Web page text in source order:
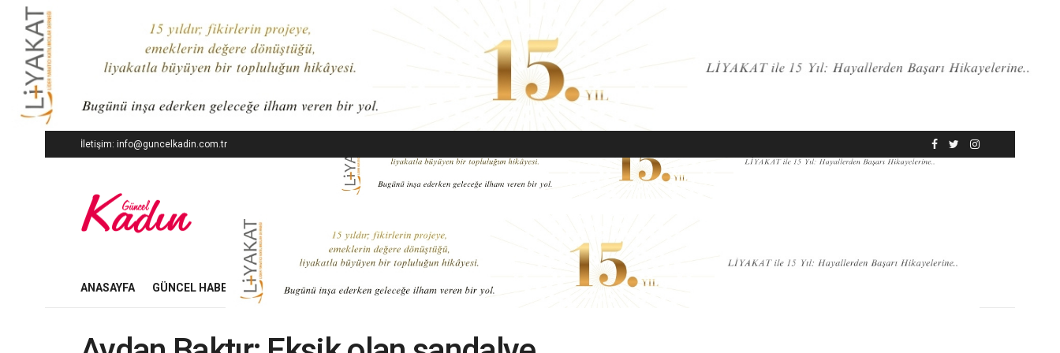
İletişim: info@guncelkadin.com.tr
ANASAYFA GÜNCEL HABERLER İŞ DÜNYASI EKONOMI MODA GÜZELLIK YAŞAM SANAT